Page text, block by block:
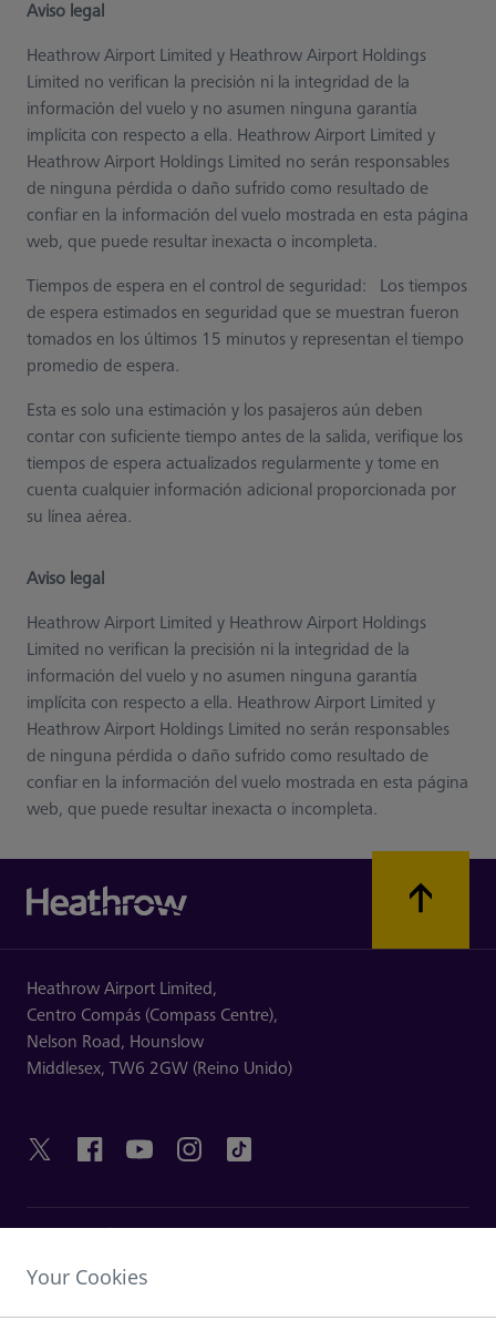
Aviso legal
Heathrow Airport Limited y Heathrow Airport Holdings
Limited no verifican la precisión ni la integridad de la
información del vuelo y no asumen ninguna garantía
implícita con respecto a ella. Heathrow Airport Limited y
Heathrow Airport Holdings Limited no serán responsables
de ninguna pérdida o daño sufrido como resultado de
confiar en la información del vuelo mostrada en esta página
web, que puede resultar inexacta o incompleta.
Tiempos de espera en el control de seguridad: Los tiempos
de espera estimados en seguridad que se muestran fueron
tomados en los últimos 15 minutos y representan el tiempo
promedio de espera.
Esta es solo una estimación y los pasajeros aún deben
contar con suficiente tiempo antes de la salida, verifique los
tiempos de espera actualizados regularmente y tome en
cuenta cualquier información adicional proporcionada por
su línea aérea.
Aviso legal
Heathrow Airport Limited y Heathrow Airport Holdings
Limited no verifican la precisión ni la integridad de la
información del vuelo y no asumen ninguna garantía
implícita con respecto a ella. Heathrow Airport Limited y
Heathrow Airport Holdings Limited no serán responsables
de ninguna pérdida o daño sufrido como resultado de
confiar en la información del vuelo mostrada en esta página
web, que puede resultar inexacta o incompleta.
Heathrow Airport Limited,
Centro Compás (Compass Centre),
Nelson Road, Hounslow
Middlesex, TW6 2GW (Reino Unido)
Your Cookies